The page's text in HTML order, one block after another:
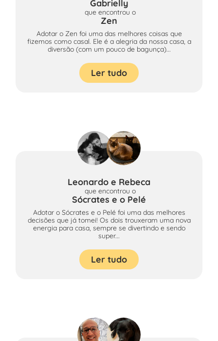
Gabrielly
que encontrou o
Zen
Adotar o Zen foi uma das melhores coisas que
fizemos como casal. Ele é a alegria da nossa casa, a
diversão (com um pouco de bagunça)...
Ler tudo
Leonardo e Rebeca
que encontrou o
Sócrates e o Pelé
Adotar o Sócrates e o Pelé foi uma das melhores
decisões que já tomei! Os dois trouxeram uma nova
energia para casa, sempre se divertindo e sendo
super...
Ler tudo